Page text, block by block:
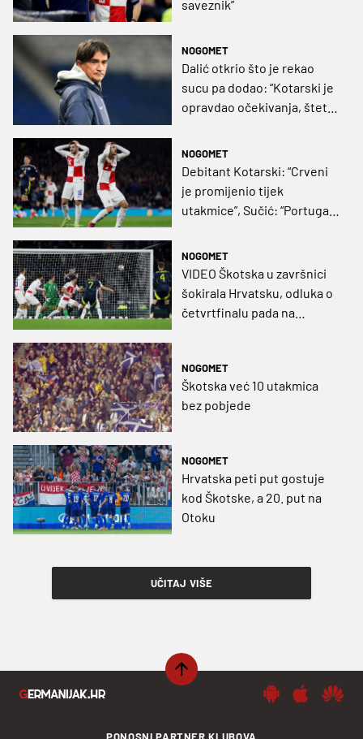
saveznik”
NOGOMET
Dalić otkrio što je rekao
sucu pa dodao: “Kotarski je
opravdao očekivanja, šteta
NOGOMET
Debitant Kotarski: “Crveni
je promijenio tijek
utakmice”, Sučić: “Portugal
NOGOMET
VIDEO Škotska u završnici
šokirala Hrvatsku, odluka o
četvrtfinalu pada na
NOGOMET
Škotska već 10 utakmica
bez pobjede
NOGOMET
Hrvatska peti put gostuje
kod Škotske, a 20. put na
Otoku
UČITAJ VIŠE